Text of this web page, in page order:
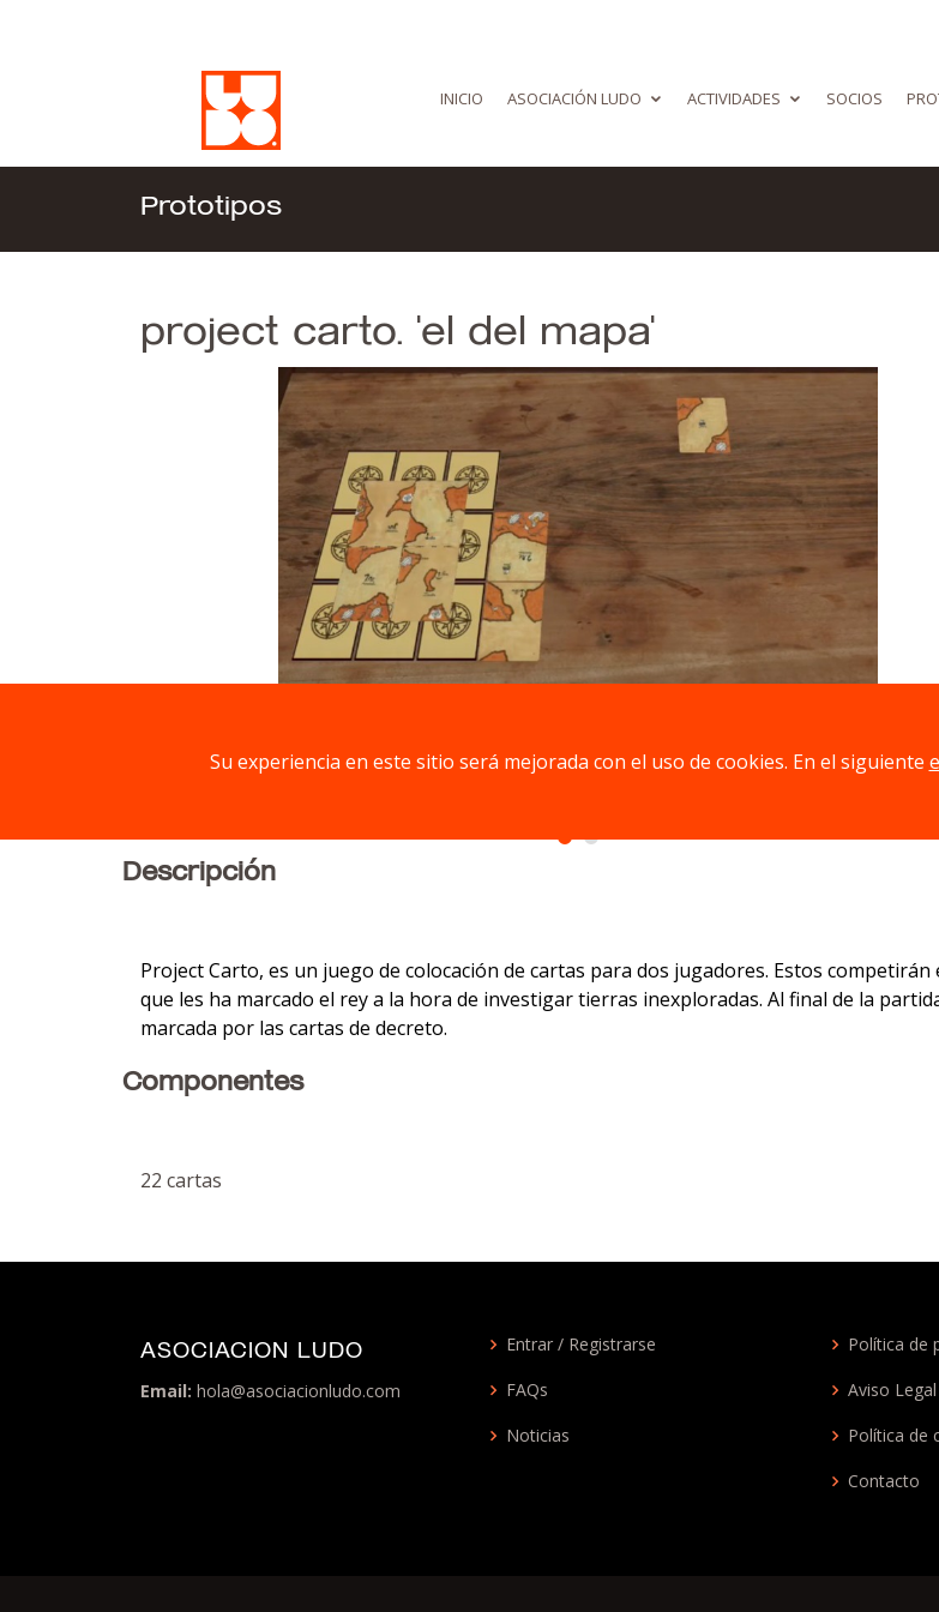
INICIO ASOCIACIÓN LUDO ACTIVIDADES SOCIOS
Prototipos
project carto. 'el del mapa'
Descripción
Project Carto, es un juego de colocación de cartas para dos jugadores. Estos
que les ha marcado el rey a la hora de investigar tierras inexploradas. Al final de la
marcada por las cartas de decreto.
Componentes
22 cartas
ASOCIACION LUDO
Email: hola@asociacionludo.com
Entrar / Registrarse
FAQs
Noticias
Política de
Aviso Legal
Política de
Contacto
Su experiencia en este sitio será mejorada con el uso de cookies. En el siguiente